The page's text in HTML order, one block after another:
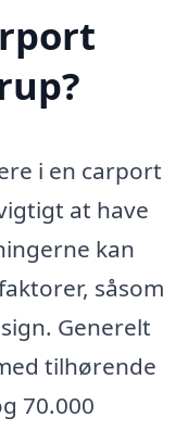
i en carport
at have
kan
såsom
Generelt
tilhørende
70.000